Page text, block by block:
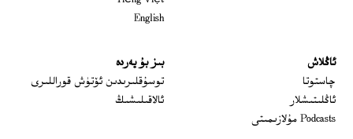
English
ئاڭلاش
چاستوتا
ئاڭلىتىشلار
Podcasts مۇلازىمىتى
بىز بۇ يەردە
توسۇقلىرىدىن ئۆتۈش قوراللىرى
ئالاقىلىشىڭ